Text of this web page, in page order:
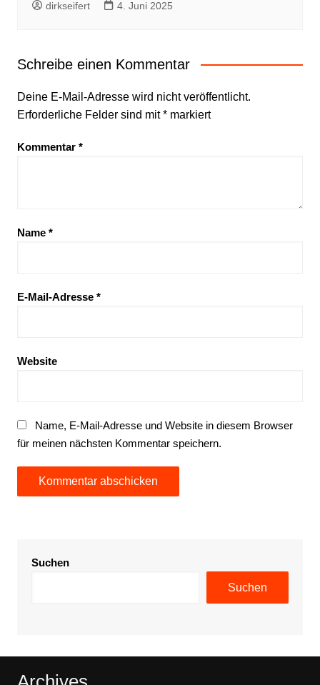
dirkseifert 4. Juni 2025
Schreibe einen Kommentar
Deine E-Mail-Adresse wird nicht veröffentlicht.
Erforderliche Felder sind mit*markiert
Kommentar *
Name *
E-Mail-Adresse *
Website
Name, E-Mail-Adresse und Website in diesem Browser
für meinen nächsten Kommentar speichern.
Suchen
Suchen